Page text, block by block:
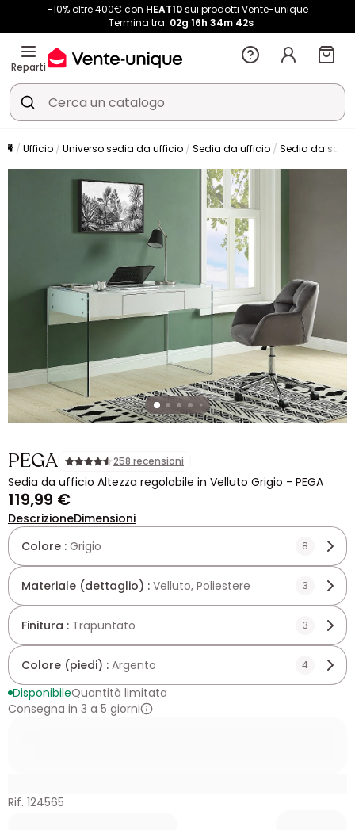
-10% oltre 400€ con HEAT10sui prodotti Vente-unique
Termina tra: 02g 16h 34m 42s
Reparti
Ufficio Universo sedia da ufficio Sedia da ufficio Sedia da
PEGA 258 recensioni
Sedia da ufficio Altezza regolabile in Velluto Grigio - PEGA
119,99 €
DescrizioneDimensioni
Colore : Grigio 8
Materiale (dettaglio) : Velluto, Poliestere 3
Finitura : Trapuntato 3
Colore (piedi) : Argento 4
DisponibileQuantità limitata
Consegna in 3 a 5 giorni
Rif. 124565